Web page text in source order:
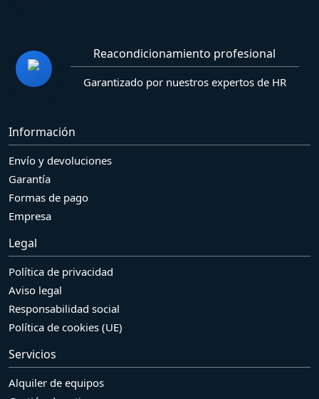
Reacondicionamiento profesional
Garantizado por nuestros expertos de HR
Información
Envío y devoluciones
Garantía
Formas de pago
Empresa
Legal
Política de privacidad
Aviso legal
Responsabilidad social
Política de cookies (UE)
Servicios
Alquiler de equipos